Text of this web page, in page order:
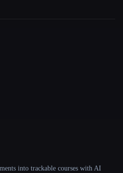
into trackable courses with AI